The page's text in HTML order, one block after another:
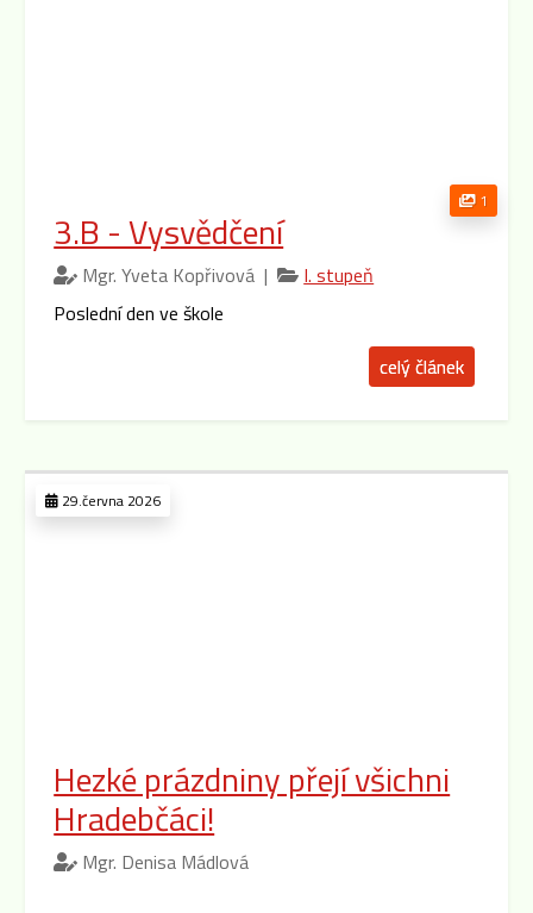
1
3.B - Vysvědčení
Mgr. Yveta Kopřivová |
I. stupeň
Poslední den ve škole
celý článek
29.června 2026
Hezké prázdniny přejí všichni
Hradebčáci!
Mgr. Denisa Mádlová